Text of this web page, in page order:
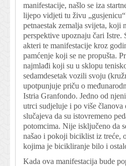
manifestacije, našlo se iza
lijepo vidjeti tu živu
petnaestak zemalja svijeta, koji
perspektive upoznaju čari Istre.
akteri te manifestacije kroz
pamćenje koji se ne propušta.
najmlađi koji su u sklopu
sedamdesetak vozili svoju
upotpunjuje priču o
Istria Granfondo. Jedno od
utrci sudjeluje i po više članova
slučajeva da su istovremeno
potomcima. Nije isključeno da
našao i pokoji biciklist iz treće,
kojima je bicikliranje bilo i
Kada ova manifestacija bude